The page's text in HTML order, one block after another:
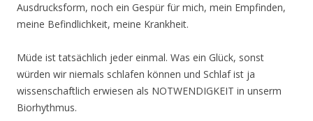
Ausdrucksform, noch ein Gespür für mich, mein Empfinden,
meine Befindlichkeit, meine Krankheit.
Müde ist tatsächlich jeder einmal. Was ein Glück, sonst
würden wir niemals schlafen können und Schlaf ist ja
wissenschaftlich erwiesen als NOTWENDIGKEIT in unserm
Biorhythmus.